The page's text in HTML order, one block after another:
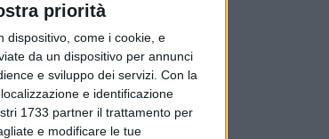
priorità
dispositivo, come i cookie, e
da un dispositivo per annunci
e sviluppo dei servizi. Con la
e identificazione
1733 partner il trattamento per
e modificare le tue
".